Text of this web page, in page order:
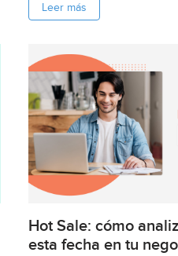
que vendas más
recta...
Leer más
Hot Sale: cómo
esta fecha en tu